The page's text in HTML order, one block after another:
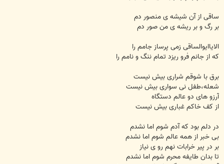
ساقی از آن شیشه ی منصور دم
بر رگ و بر ریشه ی من صور دم
الایاایوالساقی زمی پرساز جامم را
که از جانم فرو ریزد تمام ننگ و نامم را
برق با شوقم شراری بیش نیست
شعله،طفل نی سواری بیش نیست
آرزو های دو عالم دستگاه
از کف خاکم غباری بیش نیست
در دلم بود که آدم شوم اما نشدم
بی خبر از همه عالم شوم اما نشدم
بر در پیر خرابات نهم رو ی نیاز
تا بدان طایفه محرم شوم اما نشدم